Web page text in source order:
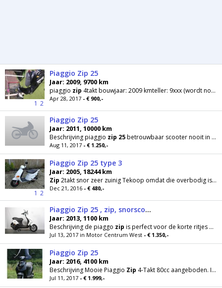
1 2
Piaggio Zip 25
Jaar: 2009, 9700 km
piaggio zip 4takt bouwjaar: 2009 kmteller: 9xxx (wordt nog mee gereden) hoge windscherm smoke
Apr 28, 2017 - € 900,-
Piaggio Zip 25
Jaar: 2011, 10000 km
Beschrijving piaggio zip 25betrouwbaar scooter nooit in de steek gelaten zeer zuinig 4t. Reden
Aug 11, 2017 - € 1.250,-
1 2
Piaggio Zip 25 type 3
Jaar: 2005, 18244 km
Zip 2takt snor zeer zuinig Tekoop omdat die overbodig is geworden. Nog in zeer goede staat
Dec 21, 2016 - € 480,-
Piaggio Zip 25 , zip, snorscooter
Jaar: 2013, 1100 km
Beschrijving de piaggo zip is perfect voor de korte ritjes door de buurt. deze scooter rijdt max
Jul 13, 2017 in Motor Centrum West - € 1.350,-
Piaggio Zip 25
Jaar: 2016, 4100 km
Beschrijving Mooie Piaggio Zip 4-Takt 80cc aangeboden. Ik doe mijn scooter weg aangezien
Jul 11, 2017 - € 1.999,-